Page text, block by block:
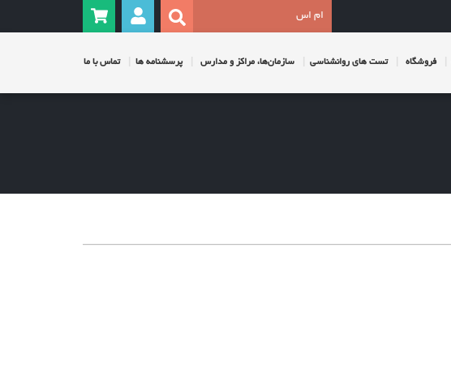
فروشگاه تست های روانشناسی سازمان‌ها، مراکز و مدارس پرسشنامه ها تماس با ما